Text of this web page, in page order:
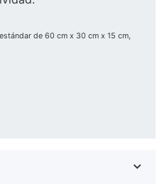
de 60 cm x 30 cm x 15 cm,